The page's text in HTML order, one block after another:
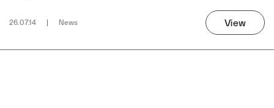
26.07.14 News View